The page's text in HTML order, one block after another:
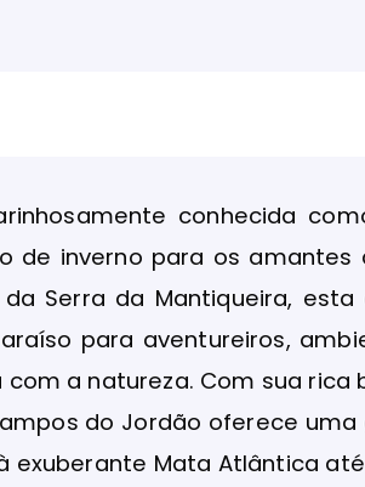
conhecida
de inverno para os
Serra da Mantiqueira,
para aventureiros,
a natureza. Com sua rica
do Jordão oferece
exuberante Mata Atlântica